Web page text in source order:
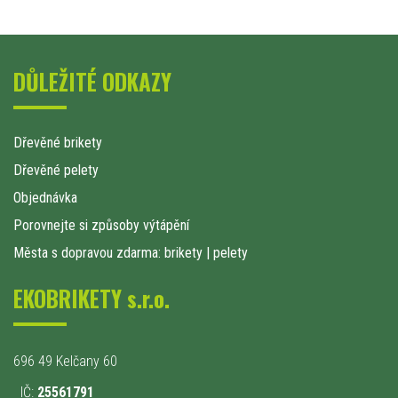
DŮLEŽITÉ ODKAZY
Dřevěné brikety
Dřevěné pelety
Objednávka
Porovnejte si způsoby výtápění
Města s dopravou zdarma: brikety | pelety
EKOBRIKETY s.r.o.
696 49 Kelčany 60
IČ: 25561791